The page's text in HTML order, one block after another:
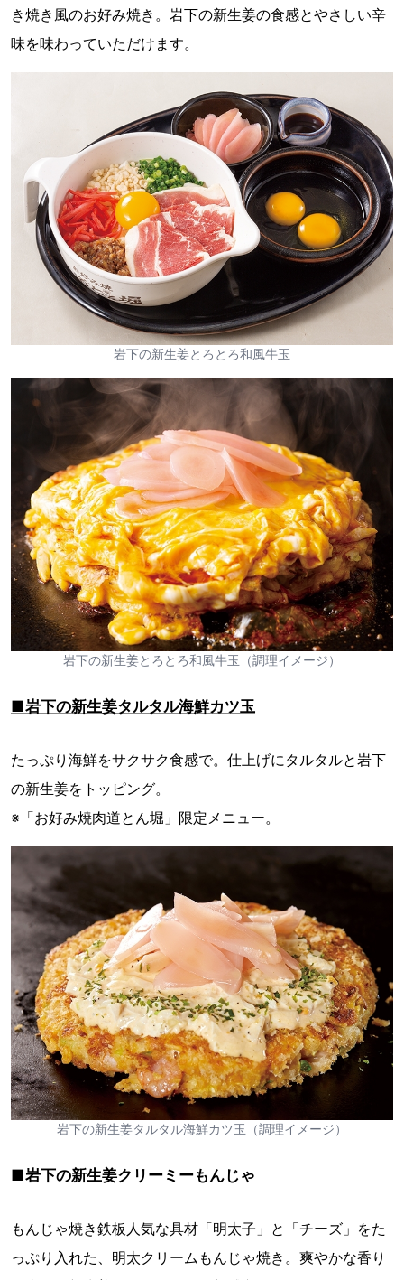
き焼き風のお好み焼き。岩下の新生姜の食感とやさしい辛
味を味わっていただけます。
岩下の新生姜とろとろ和風牛玉
岩下の新生姜とろとろ和風牛玉（調理イメージ）
■岩下の新生姜タルタル海鮮カツ玉
たっぷり海鮮をサクサク食感で。仕上げにタルタルと岩下
の新生姜をトッピング。
※「お好み焼肉道とん堀」限定メニュー。
岩下の新生姜タルタル海鮮カツ玉（調理イメージ）
■岩下の新生姜クリーミーもんじゃ
もんじゃ焼き鉄板人気な具材「明太子」と「チーズ」をた
っぷり入れた、明太クリームもんじゃ焼き。爽やかな香り